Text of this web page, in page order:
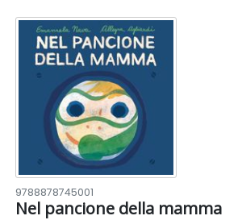
9788878745001
Nel pancione della mamma